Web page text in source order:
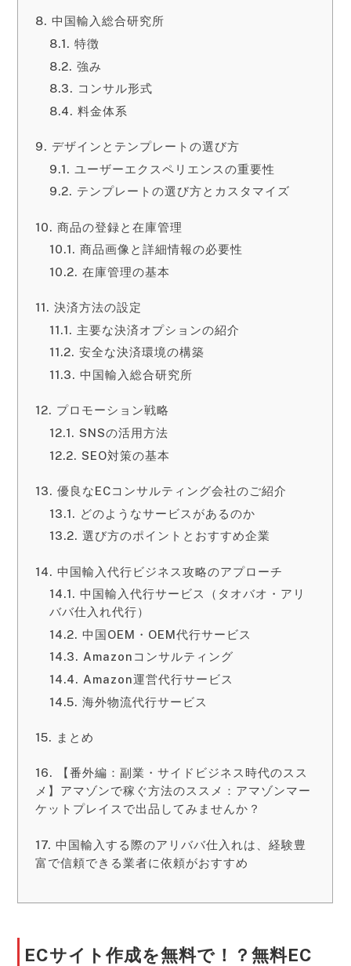
中国輸入総合研究所
特徴
強み
コンサル形式
料金体系
デザインとテンプレートの選び方
ユーザーエクスペリエンスの重要性
テンプレートの選び方とカスタマイズ
商品の登録と在庫管理
商品画像と詳細情報の必要性
在庫管理の基本
決済方法の設定
主要な決済オプションの紹介
安全な決済環境の構築
中国輸入総合研究所
プロモーション戦略
SNSの活用方法
SEO対策の基本
優良なECコンサルティング会社のご紹介
どのようなサービスがあるのか
選び方のポイントとおすすめ企業
中国輸入代行ビジネス攻略のアプローチ
中国輸入代行サービス（タオバオ・アリ
ババ仕入れ代行）
中国OEM・OEM代行サービス
Amazonコンサルティング
Amazon運営代行サービス
海外物流代行サービス
まとめ
【番外編：副業・サイドビジネス時代のスス
メ】アマゾンで稼ぐ方法のススメ：アマゾンマー
ケットプレイスで出品してみませんか？
中国輸入する際のアリババ仕入れは、経験豊
富で信頼できる業者に依頼がおすすめ
ECサイト作成を無料で！？無料EC